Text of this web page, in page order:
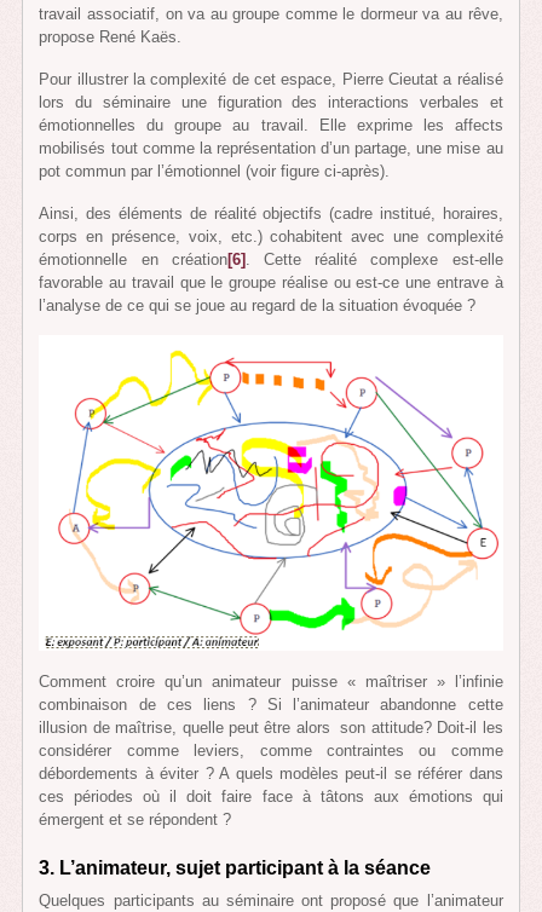
travail associatif, on va au groupe comme le dormeur va au rêve,
propose René Kaës.
Pour illustrer la complexité de cet espace, Pierre Cieutat a réalisé
lors du séminaire une figuration des interactions verbales et
émotionnelles du groupe au travail. Elle exprime les affects
mobilisés tout comme la représentation d’un partage, une mise au
pot commun par l’émotionnel (voir figure ci-après).
Ainsi, des éléments de réalité objectifs (cadre institué, horaires,
corps en présence, voix, etc.) cohabitent avec une complexité
émotionnelle en création[6]. Cette réalité complexe est-elle
favorable au travail que le groupe réalise ou est-ce une entrave à
l’analyse de ce qui se joue au regard de la situation évoquée ?
Comment croire qu’un animateur puisse « maîtriser » l’infinie
combinaison de ces liens ? Si l’animateur abandonne cette
illusion de maîtrise, quelle peut être alors son attitude? Doit-il les
considérer comme leviers, comme contraintes ou comme
débordements à éviter ? A quels modèles peut-il se référer dans
ces périodes où il doit faire face à tâtons aux émotions qui
émergent et se répondent ?
3. L’animateur, sujet participant à la séance
Quelques participants au séminaire ont proposé que l’animateur